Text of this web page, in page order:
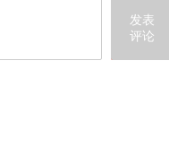
发表
评论